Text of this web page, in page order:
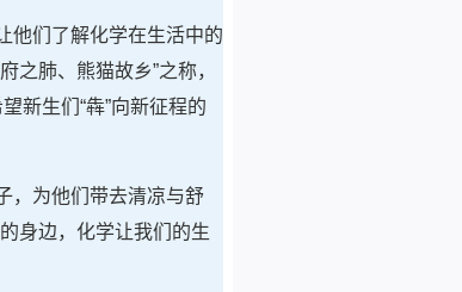
他们了解化学在生活中的
之肺、熊猫故乡”之称，
新生们“犇”向新征程的
，为他们带去清凉与舒
身边，化学让我们的生